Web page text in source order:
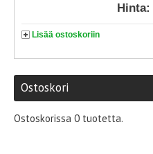
Hinta:
Lisää ostoskoriin
Ostoskori
Ostoskorissa 0 tuotetta.